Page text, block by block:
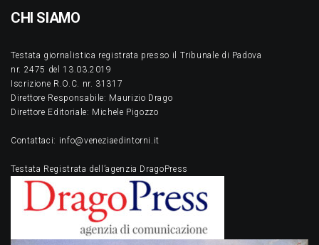
CHI SIAMO
Testata giornalistica registrata presso il Tribunale di Padova
nr. 2475 del 13.03.2019
Iscrizione R.O.C. nr. 31317
Direttore Responsabile: Maurizio Drago
Direttore Editoriale: Michele Pigozzo
Contattaci: info@veneziaedintorni.it
Testata Registrata dell’agenzia DragoPress